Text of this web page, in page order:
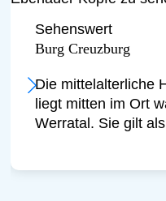
Sehenswert
Burg Creuzburg
Die mittelalterliche
liegt mitten im Ort
Werratal. Sie gilt